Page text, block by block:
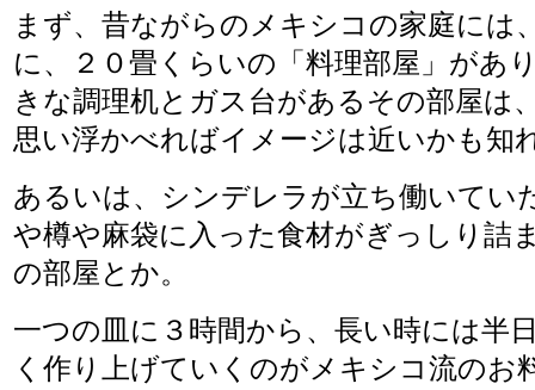
まず、昔ながらのメキシコの家庭には
に、２０畳くらいの「料理部屋」があ
きな調理机とガス台があるその部屋は
思い浮かべればイメージは近いかも知
あるいは、シンデレラが立ち働いてい
や樽や麻袋に入った食材がぎっしり詰
の部屋とか。
一つの皿に３時間から、長い時には半
く作り上げていくのがメキシコ流のお